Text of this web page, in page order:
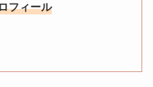
フィール